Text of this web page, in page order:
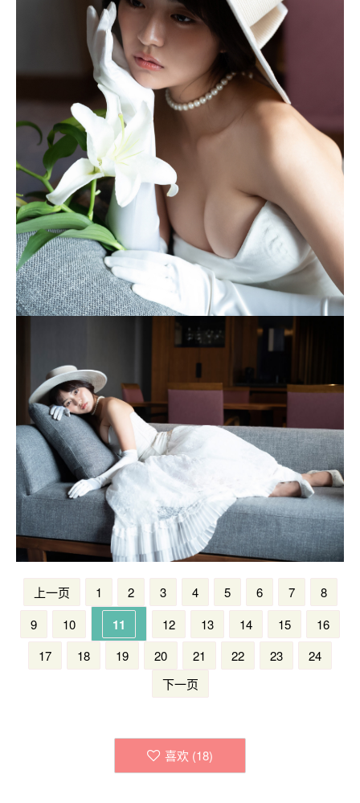
上一页 1 2 3 4 5 6 7
8
9
10 11 12 13 14 15
16
17
18 19 20 21 22 23
24
下一页
喜欢 (18)